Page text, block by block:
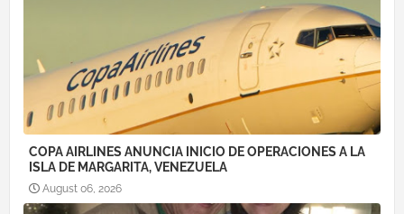
COPA AIRLINES ANUNCIA INICIO DE OPERACIONES A LA
ISLA DE MARGARITA, VENEZUELA
August 06, 2026